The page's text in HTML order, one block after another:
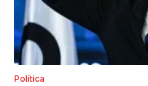
Política